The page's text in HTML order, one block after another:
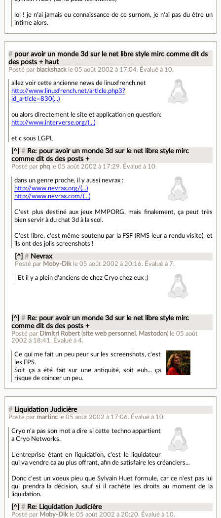
lol ! je n'ai jamais eu connaissance de ce surnom, je n'ai pas du être un
intime alors.
# pour avoir un monde 3d sur le net libre style mirc comme dit ds
des posts + haut
Posté par blackshack le 05 août 2002 à 17:04. Évalué à 10.
allez voir cette ancienne news de linuxfrench.net
http://www.linuxfrench.net/article.php3?
id_article=830(...)
ou alors directement le site et application en question:
http://www.interverse.org/(...)
et c sous LGPL
[^] # Re: pour avoir un monde 3d sur le net libre style mirc
comme dit ds des posts +
Posté par phq le 05 août 2002 à 17:29. Évalué à 10.
dans un genre proche, il y aussi nevrax :
http://www.nevrax.org/(...)
http://www.nevrax.com/(...)
C'est plus destiné aux jeux MMPORG, mais finalement, ça peut très
bien servir à du chat 3d à la scol.
C'est libre, c'est même soutenu par la FSF (RMS leur a rendu visite), et
ils ont des jolis screenshots !
[^] # Nevrax
Posté par Moby-Dik le 05 août 2002 à 20:16. Évalué à 7.
Et il y a plein d'anciens de chez Cryo chez eux ;)
[^] # Re: pour avoir un monde 3d sur le net libre style mirc
comme dit ds des posts +
Posté par Dimitri Robert (site web personnel , Mastodon) le 05 août
2002 à 18:41 . Évalué à4.
Ce qui me fait un peu peur sur les screenshots, c'est
les FPS.
Soit ça a été fait sur une antiquité, soit euh... ça
risque de coincer un peu.
# Liquidation Judicière
Posté par martinc le 05 août 2002 à 17:06. Évalué à 10.
Cryo n'a pas son mot a dire si cette techno appartient
a Cryo Networks.
L'entreprise étant en liquidation, c'est le liquidateur
qui va vendre ca au plus offrant, afin de satisfaire les créanciers...
Donc c'est un voeux pieu que Sylvain Huet formule, car ce n'est pas lui
qui prendra la décision, sauf si il rachète les droits au moment de la
liquidation.
[^] # Re: Liquidation Judicière
Posté par Moby-Dik le 05 août 2002 à 20:20. Évalué à 10.